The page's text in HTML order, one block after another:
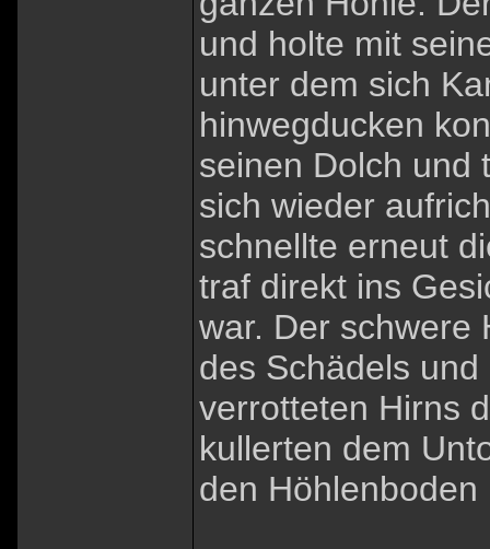
und holte mit
unter dem sich
hinwegducken
seinen Dolch und
sich wieder
schnellte erneut
traf direkt ins
war. Der schwere
des Schädels
verrotteten Hirns
kullerten dem
den